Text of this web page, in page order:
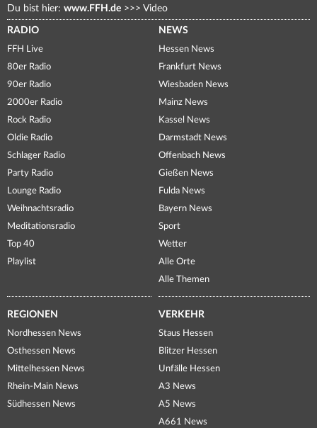
Du bist hier: www.FFH.de >>> Video
RADIO
FFH Live
80er Radio
90er Radio
2000er Radio
Rock Radio
Oldie Radio
Schlager Radio
Party Radio
Lounge Radio
Weihnachtsradio
Meditationsradio
Top 40
Playlist
NEWS
Hessen News
Frankfurt News
Wiesbaden News
Mainz News
Kassel News
Darmstadt News
Offenbach News
Gießen News
Fulda News
Bayern News
Sport
Wetter
Alle Orte
Alle Themen
REGIONEN
Nordhessen News
Osthessen News
Mittelhessen News
Rhein-Main News
Südhessen News
VERKEHR
Staus Hessen
Blitzer Hessen
Unfälle Hessen
A3 News
A5 News
A661 News